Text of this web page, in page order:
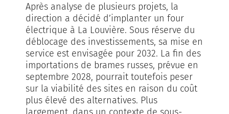
Après analyse de plusieurs projets, la
direction a décidé d’implanter un four
électrique à La Louvière. Sous réserve du
déblocage des investissements, sa mise en
service est envisagée pour 2032. La fin des
importations de brames russes, prévue en
septembre 2028, pourrait toutefois peser
sur la viabilité des sites en raison du coût
plus élevé des alternatives. Plus